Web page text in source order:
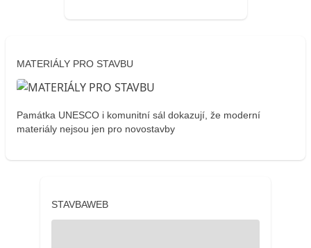
MATERIÁLY PRO STAVBU
Památka UNESCO i komunitní sál dokazují, že moderní
materiály nejsou jen pro novostavby
STAVBAWEB